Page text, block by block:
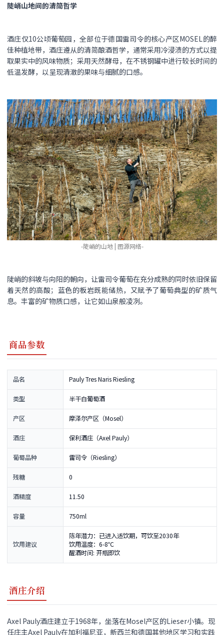
陡峭山地间的清简哲学
酒庄仅10公顷葡萄园，全部位于德国雷司令的核心产区MOSEL的醉
佳种植地带，酒庄遵从的清简酿酒哲学，通常采用冷浸渍的方式以提
取果实中的风味物质；采用天然酵母，在不锈钢罐中进行较长时间的
低温发酵，以呈现清澈的果味与细腻的口感。
-陡峭的山地 | 图源网络-
陡峭的斜坡与向阳的朝向，让雷司令葡萄在充分成熟的同时依旧保留
着天然的高酸；蓝色的板岩既能储热，又赋予了葡萄典型的矿质气
息。丰富的矿物质口感，让它如山泉般凌冽。
商品参数
品名 Pauly Tres Naris Riesling
类型 半干白葡萄酒
产区 摩泽尔产区（Mosel）
酒庄 保利酒庄（Axel Pauly）
葡萄品种 雷司令（Riesling）
残糖 0
酒精度 11.50
容量 750ml
饮用建议
陈年潜力：已进入适饮期，可饮至2030年
饮用温度：6-8℃
醒酒时间: 开瓶即饮
酒庄介绍
Axel Pauly酒庄建立于1968年，坐落在Mosel产区的Lieser小镇。现
任庄主Axel Pauly在加利福尼亚，新西兰和德国其他地区学习和实践